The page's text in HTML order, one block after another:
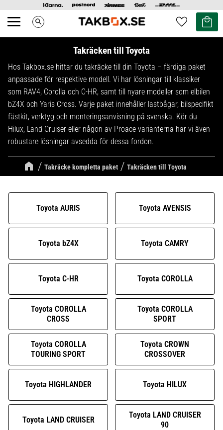
Meny search Favoriter
Kundvagn
Takräcken till Toyota
Takräcke kompletta paket Takräcken till Toyota
Hos Takbox.se hittar du takräcke till din Toyota – färdiga paket
anpassade för respektive modell. Vi har lösningar till klassiker
som RAV4, Corolla och C-HR, samt till nyare modeller som elbilen
bZ4X och Yaris Cross. Varje paket innehåller lastbågar, bilspecifikt
fästkit, verktyg och monteringsanvisning på svenska. Kör du
Hilux, Land Cruiser eller någon av Proace-varianterna har vi även
robustare lösningar avsedda för dessa fordon.
Toyota AURIS Toyota AVENSIS
Toyota bZ4X Toyota CAMRY
Toyota C-HR Toyota COROLLA
Toyota COROLLA
CROSS
Toyota COROLLA
SPORT
Toyota COROLLA
TOURING SPORT
Toyota CROWN
CROSSOVER
Toyota HIGHLANDER Toyota HILUX
Toyota LAND CRUISER
Toyota LAND CRUISER
90